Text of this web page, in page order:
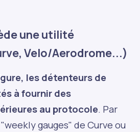
une utilité
Velo/Aerodrome...)
les détenteurs de
à fournir des
au protocole. Par
gauges" de Curve ou